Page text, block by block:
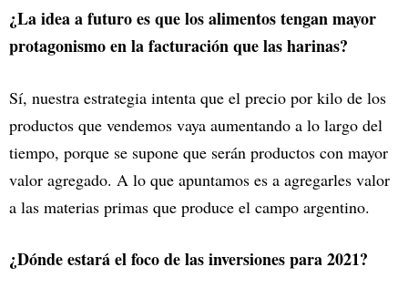
¿La idea a futuro es que los alimentos tengan mayor
protagonismo en la facturación que las harinas?
Sí, nuestra estrategia intenta que el precio por kilo de los
productos que vendemos vaya aumentando a lo largo del
tiempo, porque se supone que serán productos con mayor
valor agregado. A lo que apuntamos es a agregarles valor
a las materias primas que produce el campo argentino.
¿Dónde estará el foco de las inversiones para 2021?